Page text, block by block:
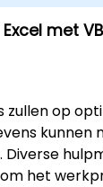
en
tegenmet
zullen op
kunnen
Diverse
het